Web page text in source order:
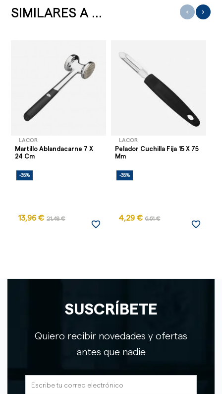
SIMILARES A ...
LACOR
Martillo Ablandacarne 7 X
24 Cm
-35%
13,96 € 21,48 €
favorite_border
LACOR
Pelador Cuchilla Fija 15 X 75
Mm
-35%
4,29 € 6,61 €
favorite_border
‹ ›
SUSCRÍBETE
Quiero recibir novedades y ofertas
antes que nadie